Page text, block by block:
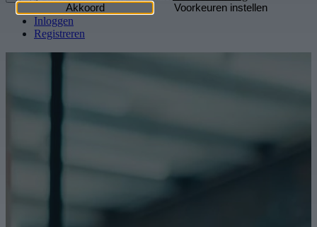
Inloggen
Registreren